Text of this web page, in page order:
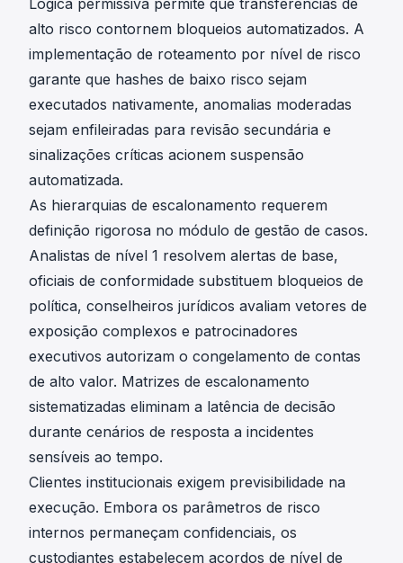
Lógica permissiva permite que transferências de
alto risco contornem bloqueios automatizados. A
implementação de roteamento por nível de risco
garante que hashes de baixo risco sejam
executados nativamente, anomalias moderadas
sejam enfileiradas para revisão secundária e
sinalizações críticas acionem suspensão
automatizada.
As hierarquias de escalonamento requerem
definição rigorosa no módulo de gestão de casos.
Analistas de nível 1 resolvem alertas de base,
oficiais de conformidade substituem bloqueios de
política, conselheiros jurídicos avaliam vetores de
exposição complexos e patrocinadores
executivos autorizam o congelamento de contas
de alto valor. Matrizes de escalonamento
sistematizadas eliminam a latência de decisão
durante cenários de resposta a incidentes
sensíveis ao tempo.
Clientes institucionais exigem previsibilidade na
execução. Embora os parâmetros de risco
internos permaneçam confidenciais, os
custodiantes estabelecem acordos de nível de